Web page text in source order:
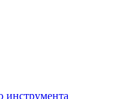
инструмента